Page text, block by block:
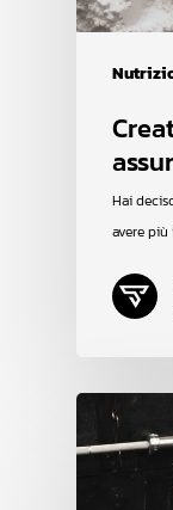
Hai
avere